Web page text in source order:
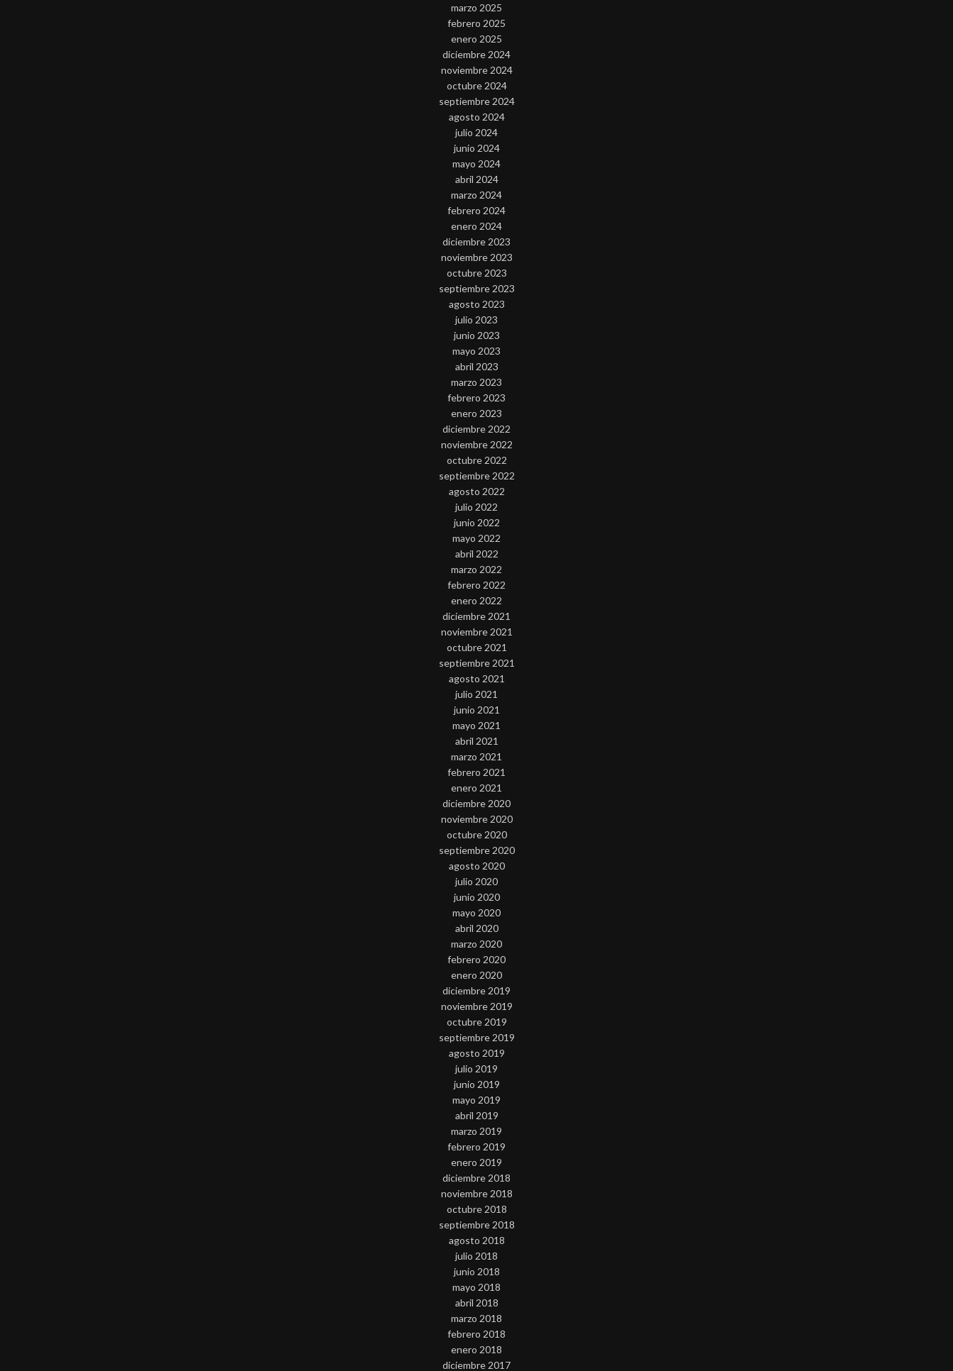
marzo 2025
febrero 2025
enero 2025
diciembre 2024
noviembre 2024
octubre 2024
septiembre 2024
agosto 2024
julio 2024
junio 2024
mayo 2024
abril 2024
marzo 2024
febrero 2024
enero 2024
diciembre 2023
noviembre 2023
octubre 2023
septiembre 2023
agosto 2023
julio 2023
junio 2023
mayo 2023
abril 2023
marzo 2023
febrero 2023
enero 2023
diciembre 2022
noviembre 2022
octubre 2022
septiembre 2022
agosto 2022
julio 2022
junio 2022
mayo 2022
abril 2022
marzo 2022
febrero 2022
enero 2022
diciembre 2021
noviembre 2021
octubre 2021
septiembre 2021
agosto 2021
julio 2021
junio 2021
mayo 2021
abril 2021
marzo 2021
febrero 2021
enero 2021
diciembre 2020
noviembre 2020
octubre 2020
septiembre 2020
agosto 2020
julio 2020
junio 2020
mayo 2020
abril 2020
marzo 2020
febrero 2020
enero 2020
diciembre 2019
noviembre 2019
octubre 2019
septiembre 2019
agosto 2019
julio 2019
junio 2019
mayo 2019
abril 2019
marzo 2019
febrero 2019
enero 2019
diciembre 2018
noviembre 2018
octubre 2018
septiembre 2018
agosto 2018
julio 2018
junio 2018
mayo 2018
abril 2018
marzo 2018
febrero 2018
enero 2018
diciembre 2017